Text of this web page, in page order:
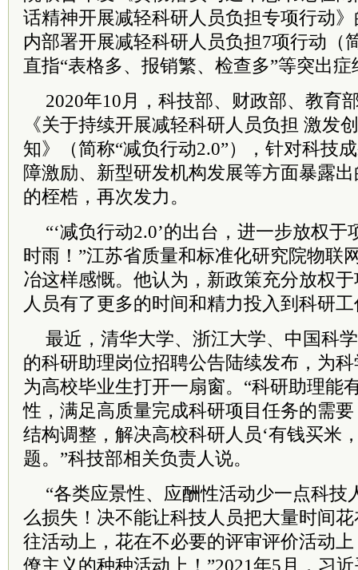
话精神开展减轻科研人员负担专项行动
内部署开展减轻科研人员负担7项行动（
直指“表格多、报销繁、检查多”等突出症
2020年10月，科技部、财政部、教育
《关于持续开展减轻科研人员负担 激发
知》（简称“减负行动2.0”），针对科技
障激励、新型研发机构发展等方面暴露
的桎梏，再次发力。
“‘减负行动2.0’的出台，进一步放权
时雨！”江苏省质量和标准化研究院物联
冶这样感慨。他认为，新政策充分放权
人员有了更多的时间和精力投入到科研
最近，清华大学、浙江大学、中国科
的科研助理岗位招聘公告陆续发布，为
为高校毕业生打开一扇窗。“科研助理能
性，满足高质量完成科研项目任务的需
结构调整，解决高校科研人员‘有钱买米
题。”科技部相关负责人说。
“各类应景性、应酬性活动少一点科技
么损失！决不能让科技人员把大量时间
往活动上，花在不必要的评审评价活动
僚主义的种种活动上！”2021年5月， 习